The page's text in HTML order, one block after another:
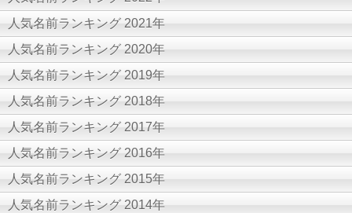
人気名前ランキング 2021年
人気名前ランキング 2020年
人気名前ランキング 2019年
人気名前ランキング 2018年
人気名前ランキング 2017年
人気名前ランキング 2016年
人気名前ランキング 2015年
人気名前ランキング 2014年